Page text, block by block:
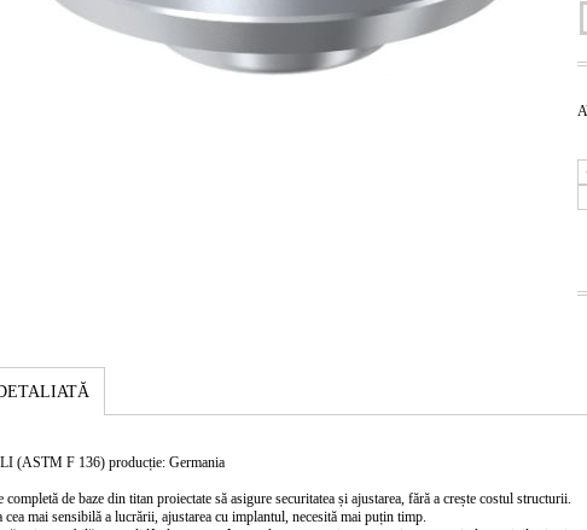
(ASTM F 136) producție: Germania
de baze din titan proiectate să asigure securitatea și ajustarea, fără a crește costul structurii.
mai sensibilă a lucrării, ajustarea cu implantul, necesită mai puțin timp.